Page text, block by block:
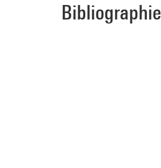
Bibliographie